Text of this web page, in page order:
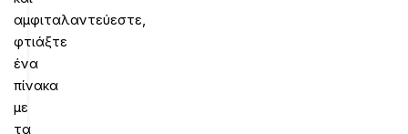
αμφιταλαντεύεστε,
φτιάξτε
ένα
πίνακα
με
τα